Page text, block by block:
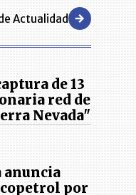
Actualidad
de 13
red de
Nevada"
anuncia
por